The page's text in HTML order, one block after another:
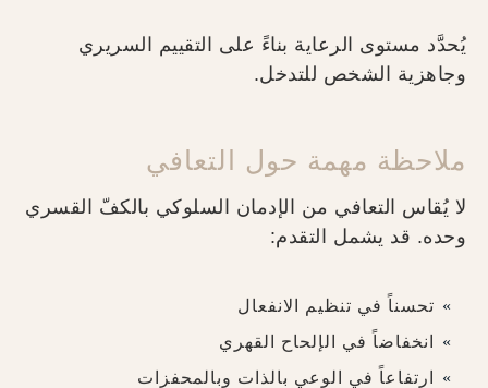
يُحدَّد مستوى الرعاية بناءً على التقييم السريري
وجاهزية الشخص للتدخل.
ملاحظة مهمة حول التعافي
لا يُقاس التعافي من الإدمان السلوكي بالكفّ القسري
وحده. قد يشمل التقدم:
تحسناً في تنظيم الانفعال
انخفاضاً في الإلحاح القهري
ارتفاعاً في الوعي بالذات وبالمحفزات